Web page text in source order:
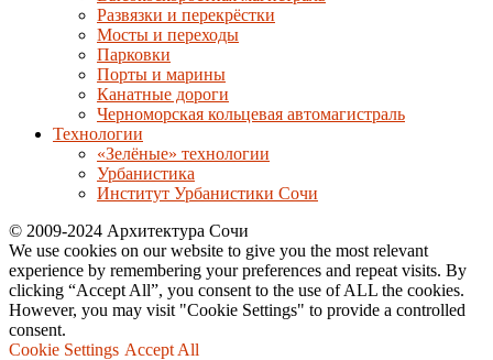
Развязки и перекрёстки
Мосты и переходы
Парковки
Порты и марины
Канатные дороги
Черноморская кольцевая автомагистраль
Технологии
«Зелёные» технологии
Урбанистика
Институт Урбанистики Сочи
© 2009-2024 Архитектура Сочи
We use cookies on our website to give you the most relevant
experience by remembering your preferences and repeat visits. By
clicking “Accept All”, you consent to the use of ALL the cookies.
However, you may visit "Cookie Settings" to provide a controlled
consent.
Cookie Settings Accept All